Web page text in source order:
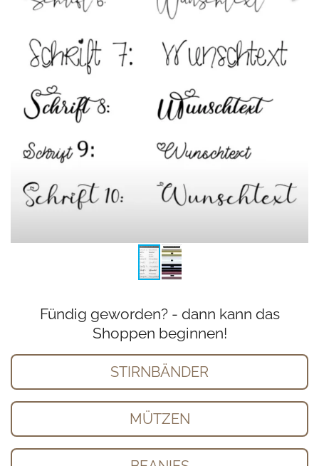
Fündig geworden? - dann kann das
Shoppen beginnen!
STIRNBÄNDER
MÜTZEN